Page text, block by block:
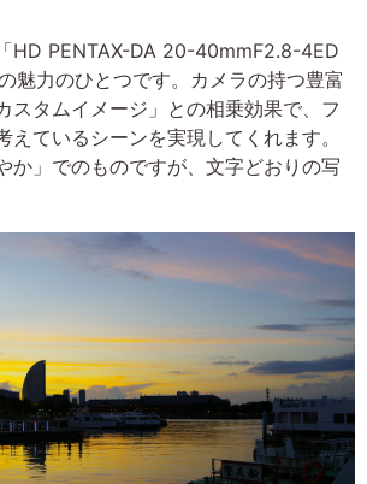
HD PENTAX-DA 20-40mmF2.8-4ED
魅力のひとつです。カメラの持つ豊富
スタムイメージ」との相乗効果で、フ
えているシーンを実現してくれます。
か」でのものですが、文字どおりの写